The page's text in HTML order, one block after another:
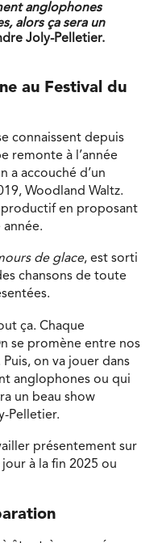
anglophones
alors ça sera un
Joly-Pelletier.
au Festival du
connaissent depuis
remonte à l’année
a accouché d’un
Woodland Waltz.
en proposant
de glace, est sorti
chansons de toute
ça. Chaque
se promène entre nos
on va jouer dans
anglophones ou qui
un beau show
Pelletier.
présentement sur
à la fin 2025 ou